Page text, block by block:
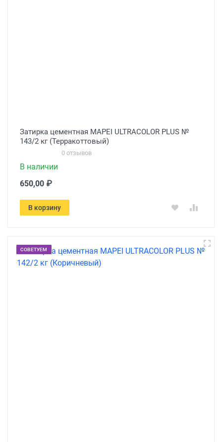
Затирка цементная MAPEI ULTRACOLOR PLUS №
143/2 кг (Терракоттовый)
0 отзывов
В наличии
650,00 ₽
В корзину
СОВЕТУЕМ